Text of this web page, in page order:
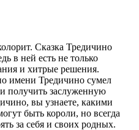
Сказка Тредичино
в ней есть не только
и хитрые решения.
имени Тредичино сумел
получить заслуженную
вы узнаете, какими
быть короли, но всегда
за себя и своих родных.